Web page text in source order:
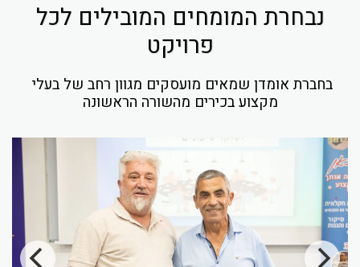
נבחרת המומחים המובילים לכל
פרויקט
מקצוע בכירים מהשורה הראשונה